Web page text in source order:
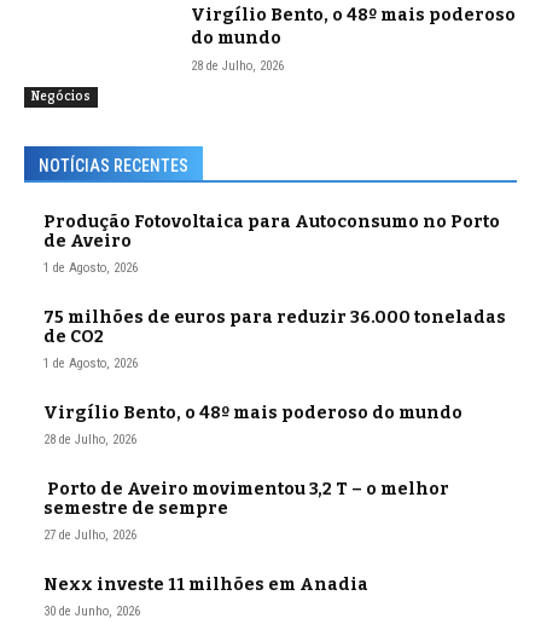
Negócios
Virgílio Bento, o 48º mais poderoso
do mundo
28 de Julho, 2026
NOTÍCIAS RECENTES
Produção Fotovoltaica para Autoconsumo no Porto
de Aveiro
1 de Agosto, 2026
75 milhões de euros para reduzir 36.000 toneladas
de CO2
1 de Agosto, 2026
Virgílio Bento, o 48º mais poderoso do mundo
28 de Julho, 2026
Porto de Aveiro movimentou 3,2 T – o melhor
semestre de sempre
27 de Julho, 2026
Nexx investe 11 milhões em Anadia
30 de Junho, 2026